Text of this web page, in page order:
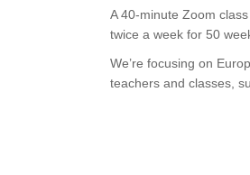
A 40-minute Zoom
twice a week for 50
We’re focusing on
teachers and classes,